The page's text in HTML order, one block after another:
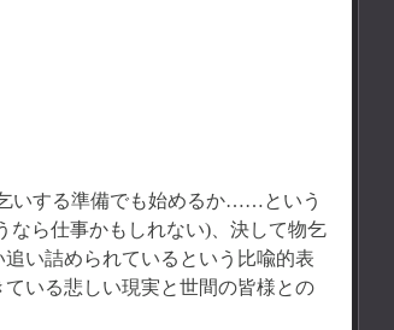
いする準備でも始めるか……という
なら仕事かもしれない)、決して物乞
い詰められているという比喩的表
いる悲しい現実と世間の皆様との